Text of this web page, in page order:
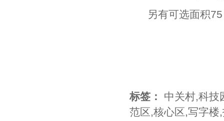
另有可选面积
标签： 中关村,科技
范区,核心区,写字楼,